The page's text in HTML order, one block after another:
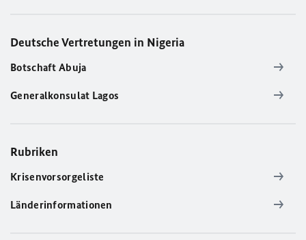
Deutsche Vertretungen in Nigeria
Botschaft Abuja
Generalkonsulat Lagos
Rubriken
Krisenvorsorgeliste
Länderinformationen